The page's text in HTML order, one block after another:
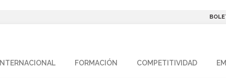
INTERNACIONAL FORMACIÓN COMPETITIVIDAD